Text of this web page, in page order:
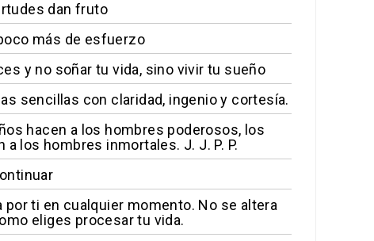
dan fruto
más de esfuerzo
y no soñar tu vida, sino vivir tu sueño
sencillas con claridad, ingenio y cortesía.
hacen a los hombres poderosos, los
los hombres inmortales. J. J. P. P.
ti en cualquier momento. No se altera
eliges procesar tu vida.